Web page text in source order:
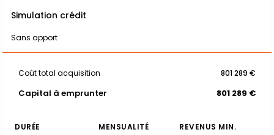
Simulation crédit
Sans apport
Coût total acquisition 801 289 €
Capital à emprunter 801 289 €
DURÉE MENSUALITÉ
REVENUS MIN.